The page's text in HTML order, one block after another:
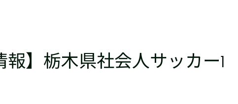
報】栃木県社会人サッカー1